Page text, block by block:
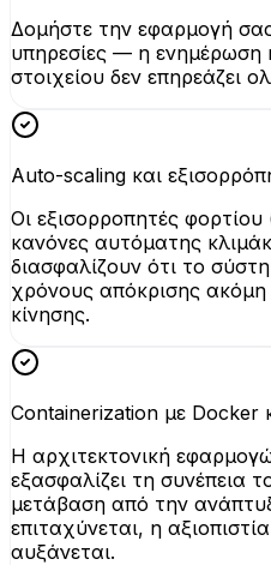
Δομήστε την εφαρμογή
υπηρεσίες — η ενημέρωση
στοιχείου δεν επηρεάζει
Auto-scaling και
Οι εξισορροπητές
κανόνες αυτόματης
διασφαλίζουν ότι το
χρόνους απόκρισης ακόμη
κίνησης.
Containerization με Docker
Η αρχιτεκτονική
εξασφαλίζει τη συνέπεια
μετάβαση από την
επιταχύνεται, η
αυξάνεται.